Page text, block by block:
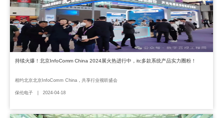
持续火爆！北京InfoComm China 2024展火热进行中，itc多款系统产品实力圈粉！
相约北京北京InfoComm China，共享行业视听盛会
保伦电子 | 2024-04-18